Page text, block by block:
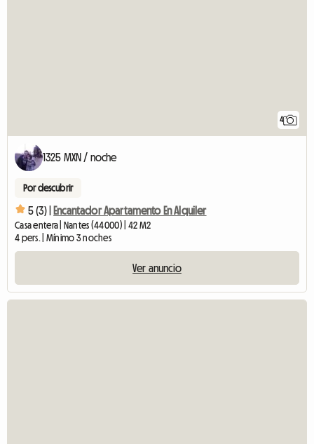
4
1325 MXN / noche
Por descubrir
5 (3) | Encantador Apartamento En Alquiler
Casa entera | Nantes (44000) | 42 M2
4 pers. | Mínimo 3 noches
Ver anuncio